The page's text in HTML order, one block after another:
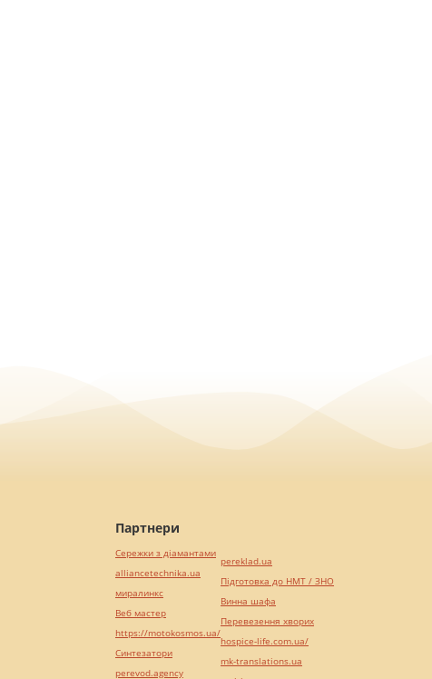
Партнери
Сережки з діамантами
alliancetechnika.ua
миралинкс
Веб мастер
https://motokosmos.ua/
Синтезатори
perevod.agency
pereklad.ua
Підготовка до НМТ / ЗНО
Винна шафа
Перевезення хворих
hospice-life.com.ua/
mk-translations.ua